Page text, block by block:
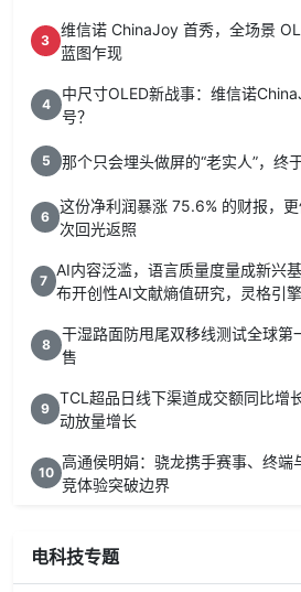
3
维信诺 ChinaJoy 首秀，全场景
蓝图乍现
4
中尺寸OLED新战事：维信诺
号？
5 那个只会埋头做屏的“老实人”，终
6
这份净利润暴涨 75.6% 的财报，
次回光返照
7
AI内容泛滥，语言质量度量成新兴
布开创性AI文献熵值研究，灵格引
8
干湿路面防甩尾双移线测试全球第
售
9
TCL超品日线下渠道成交额同比增
动放量增长
10
高通侯明娟：骁龙携手赛事、终端
竞体验突破边界
电科技专题